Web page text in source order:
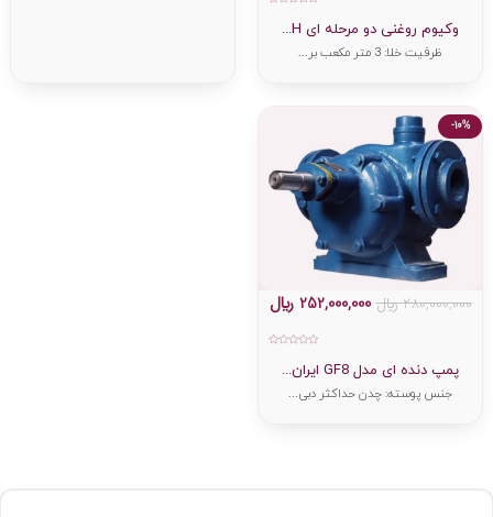
وکیوم روغنی دو مرحله ای H...
ظرفیت خلا: 3 متر مکعب بر...
-10%
پمپ دنده ای مدل GF8 ایران...
280,000,000﷼ 252,000,000 ﷼
جنس پوسته: چدن حداکثر دبی...